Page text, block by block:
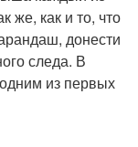
же, как и то, что
донести
следа. В
из первых